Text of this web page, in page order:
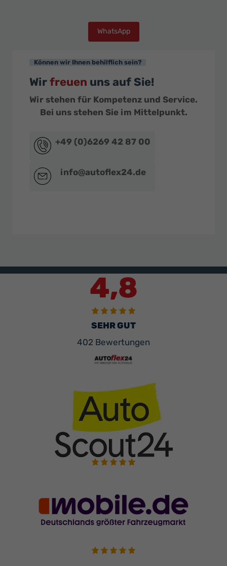
WhatsApp
Können wir Ihnen behilflich sein?
Wirfreuen uns auf Sie!
Wir stehen für Kompetenz und Service.
Bei uns stehen Sie im Mittelpunkt.
+49 (0)6269 42 87 00
info@autoflex24.de
4,8
SEHR GUT
402 Bewertungen